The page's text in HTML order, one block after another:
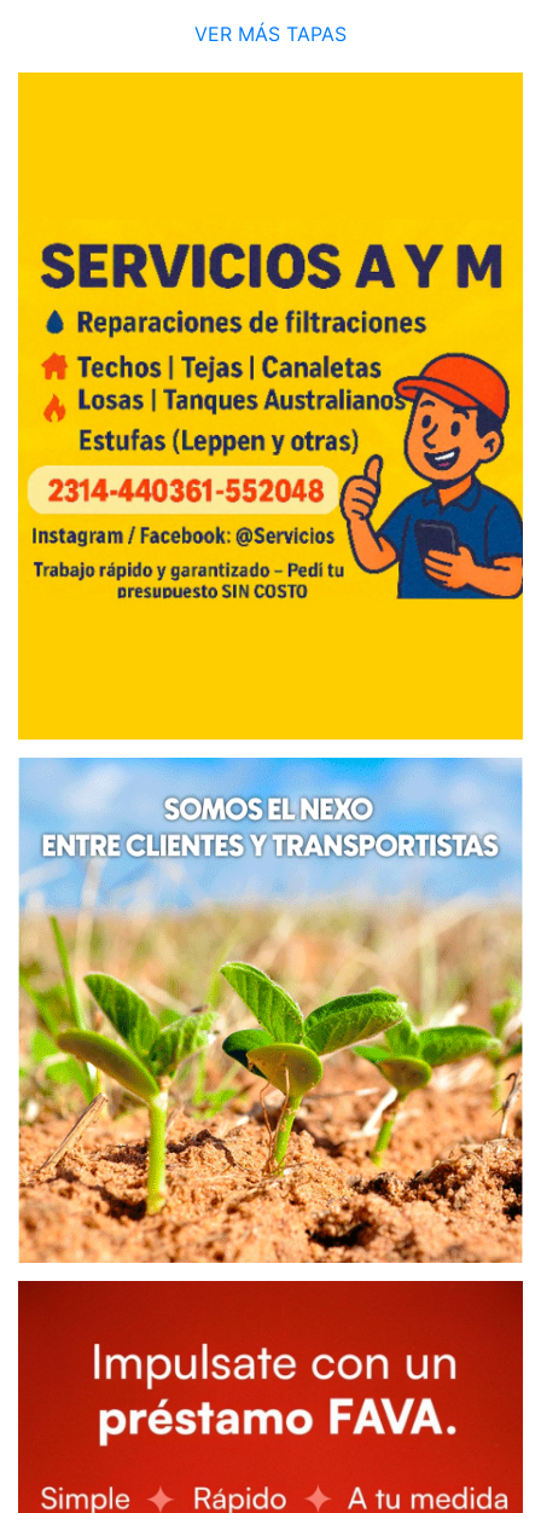
VER MÁS TAPAS